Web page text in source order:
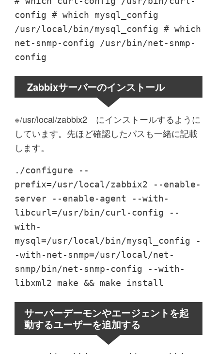
config # which mysql_config
/usr/local/bin/mysql_config # which
net-snmp-config /usr/bin/net-snmp-
config
Zabbixサーバーのインストール
※/usr/local/zabbix2 にインストールするように
しています。先ほど確認したパスも一緒に記載
します。
./configure --
prefix=/usr/local/zabbix2 --enable-
server --enable-agent --with-
libcurl=/usr/bin/curl-config --
with-
mysql=/usr/local/bin/mysql_config -
-with-net-snmp=/usr/local/net-
snmp/bin/net-snmp-config --with-
libxml2 make && make install
サーバーデーモンやエージェントを起
動するユーザーを追加する